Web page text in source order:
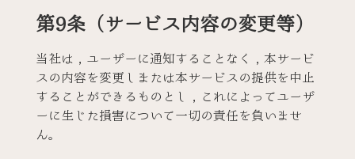
第9条（サービス内容の変更等）
当社は，ユーザーに通知することなく，本サービ
スの内容を変更しまたは本サービスの提供を中止
することができるものとし，これによってユーザ
ーに生じた損害について一切の責任を負いませ
ん。